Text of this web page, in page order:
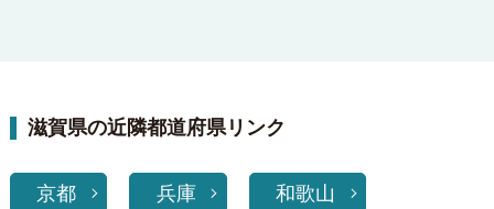
滋賀県の近隣都道府県リンク
京都 兵庫 和歌山